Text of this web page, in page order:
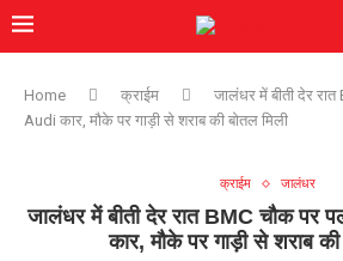
Home क्राईम
जालंधर में बीती देर
Audi कार, मौके पर गाड़ी से शराब की बोतल मिली
क्राईम जालंधर
जालंधर में बीती देर रात BMC चौक पर
कार, मौके पर गाड़ी से शराब की